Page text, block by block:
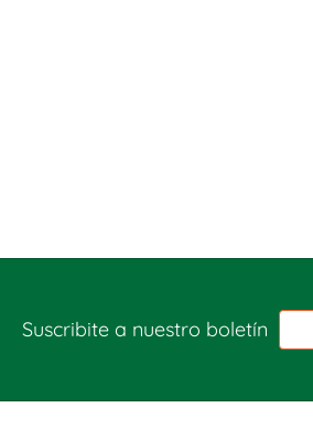
Suscribite a nuestro boletín